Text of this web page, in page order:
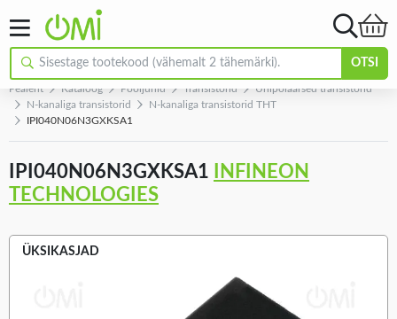
OTSI
Pealeht Kataloog Pooljuhid Transistorid
Unipolaarsed transistorid
N-kanaliga transistorid
N-kanaliga transistorid THT
IPI040N06N3GXKSA1
IPI040N06N3GXKSA1
INFINEON
TECHNOLOGIES
ÜKSIKASJAD